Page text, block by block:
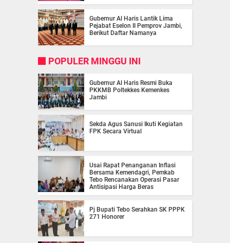
Gubernur Al Haris Lantik Lima
Pejabat Eselon II Pemprov Jambi,
Berikut Daftar Namanya
POPULER MINGGU INI
Gubernur Al Haris Resmi Buka
PKKMB Poltekkes Kemenkes
Jambi
Sekda Agus Sanusi Ikuti Kegiatan
FPK Secara Virtual
Usai Rapat Penanganan Inflasi
Bersama Kemendagri, Pemkab
Tebo Rencanakan Operasi Pasar
Antisipasi Harga Beras
Pj Bupati Tebo Serahkan SK PPPK
271 Honorer